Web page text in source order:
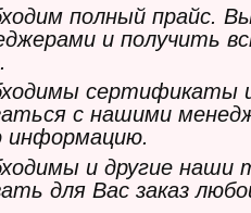
полный прайс.
и получить
сертификаты
с нашими
информацию.
и другие
для Вас заказ